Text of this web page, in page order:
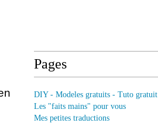
Pages
DIY - Modeles gratuits - Tuto gratuit
Les "faits mains" pour vous
Mes petites traductions